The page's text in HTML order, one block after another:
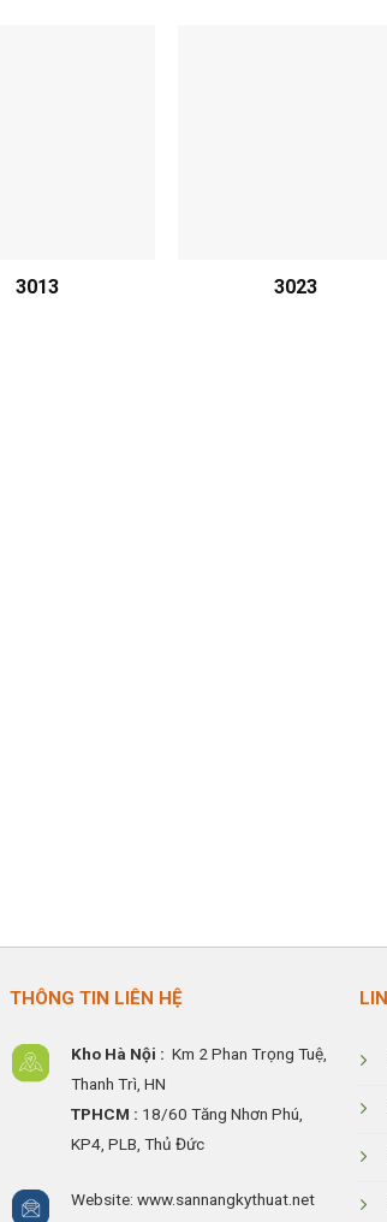
3013 3023
THÔNG TIN LIÊN HỆ
Kho Hà Nội : Km 2 Phan Trọng Tuệ,
ThanhTrì, HN
TPHCM : 18/60 Tăng Nhơn Phú,
KP4, PLB, Thủ Đức
Website: www.sannangkythuat.net